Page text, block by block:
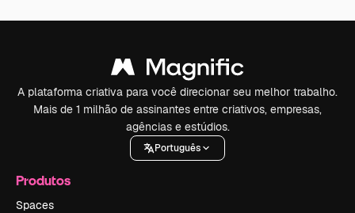
A plataforma criativa para você direcionar seu melhor trabalho.
Mais de 1 milhão de assinantes entre criativos, empresas,
agências e estúdios.
Português
Produtos
Spaces